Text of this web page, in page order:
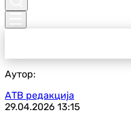
Аутор:
АТВ редакција
29.04.2026 13:15